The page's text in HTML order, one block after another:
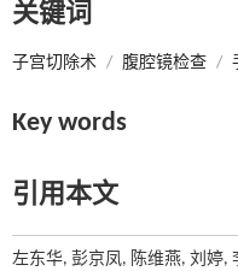
关键词
子宫切除术 / 腹腔镜检查 /
Key words
引用本文
左东华, 彭京凤, 陈维燕, 刘婷,